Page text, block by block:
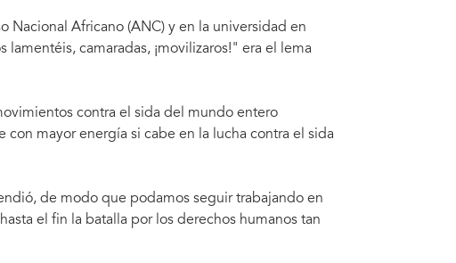
Nacional Africano (ANC) y en la universidad en
camaradas, ¡movilizaros!" era el lema
contra el sida del mundo entero
mayor energía si cabe en la lucha contra el sida
de modo que podamos seguir trabajando en
el fin la batalla por los derechos humanos tan